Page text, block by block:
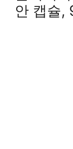
안 캡슐,